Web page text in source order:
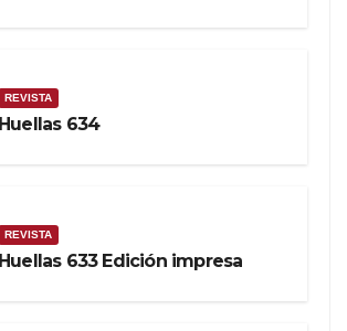
REVISTA
Huellas 634
REVISTA
Huellas 633 Edición impresa